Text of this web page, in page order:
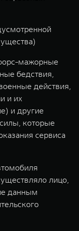
мажорные
бедствия,
действия,
и их
и другие
которые
сервиса
лицо,
данным